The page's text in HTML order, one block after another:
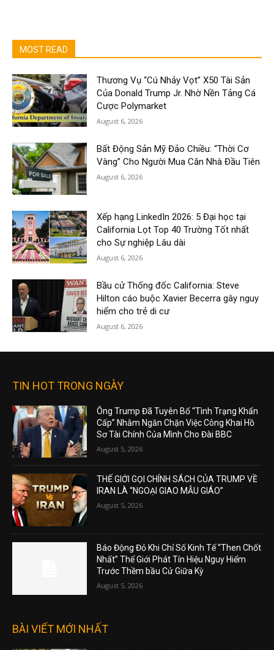
MOST READ
Thương Vụ “Cú Nhảy Vọt” X50 Tài Sản
Của Donald Trump Jr. Nhờ Nền Tảng Cá
Cược Polymarket
August 6, 2026
Bất Động Sản Mỹ Đảo Chiều: “Thời Cơ
Vàng” Cho Người Mua Căn Nhà Đầu Tiên
August 6, 2026
Xếp hạng LinkedIn 2026: 5 Đại học tại
California Lọt Top 40 Trường Tốt nhất
cho Sự nghiệp Lâu dài
August 6, 2026
Bầu cử Thống đốc California: Steve
Hilton cáo buộc Xavier Becerra gây nguy
hiểm cho trẻ di cư
August 6, 2026
TIN HOT TRONG NGÀY
Ông Trump Đã Tuyên Bố “Tình Trạng Khẩn
Cấp” Nhằm Ngăn Chặn Việc Công Khai Hồ
Sơ Tài Chính Của Mình Cho Đài BBC
August 5, 2026
THẾ GIỚI GỌI CHÍNH SÁCH CỦA TRUMP VỀ
IRAN LÀ “NGOẠI GIAO MẪU GIÁO”
August 5, 2026
Báo Động Đỏ Khi Chỉ Số Kinh Tế “Then Chốt
Nhất” Thế Giới Phát Tín Hiệu Nguy Hiểm
Trước Thềm bầu Cử Giữa Kỳ
August 5, 2026
BÀI VIẾT MỚI NHẤT